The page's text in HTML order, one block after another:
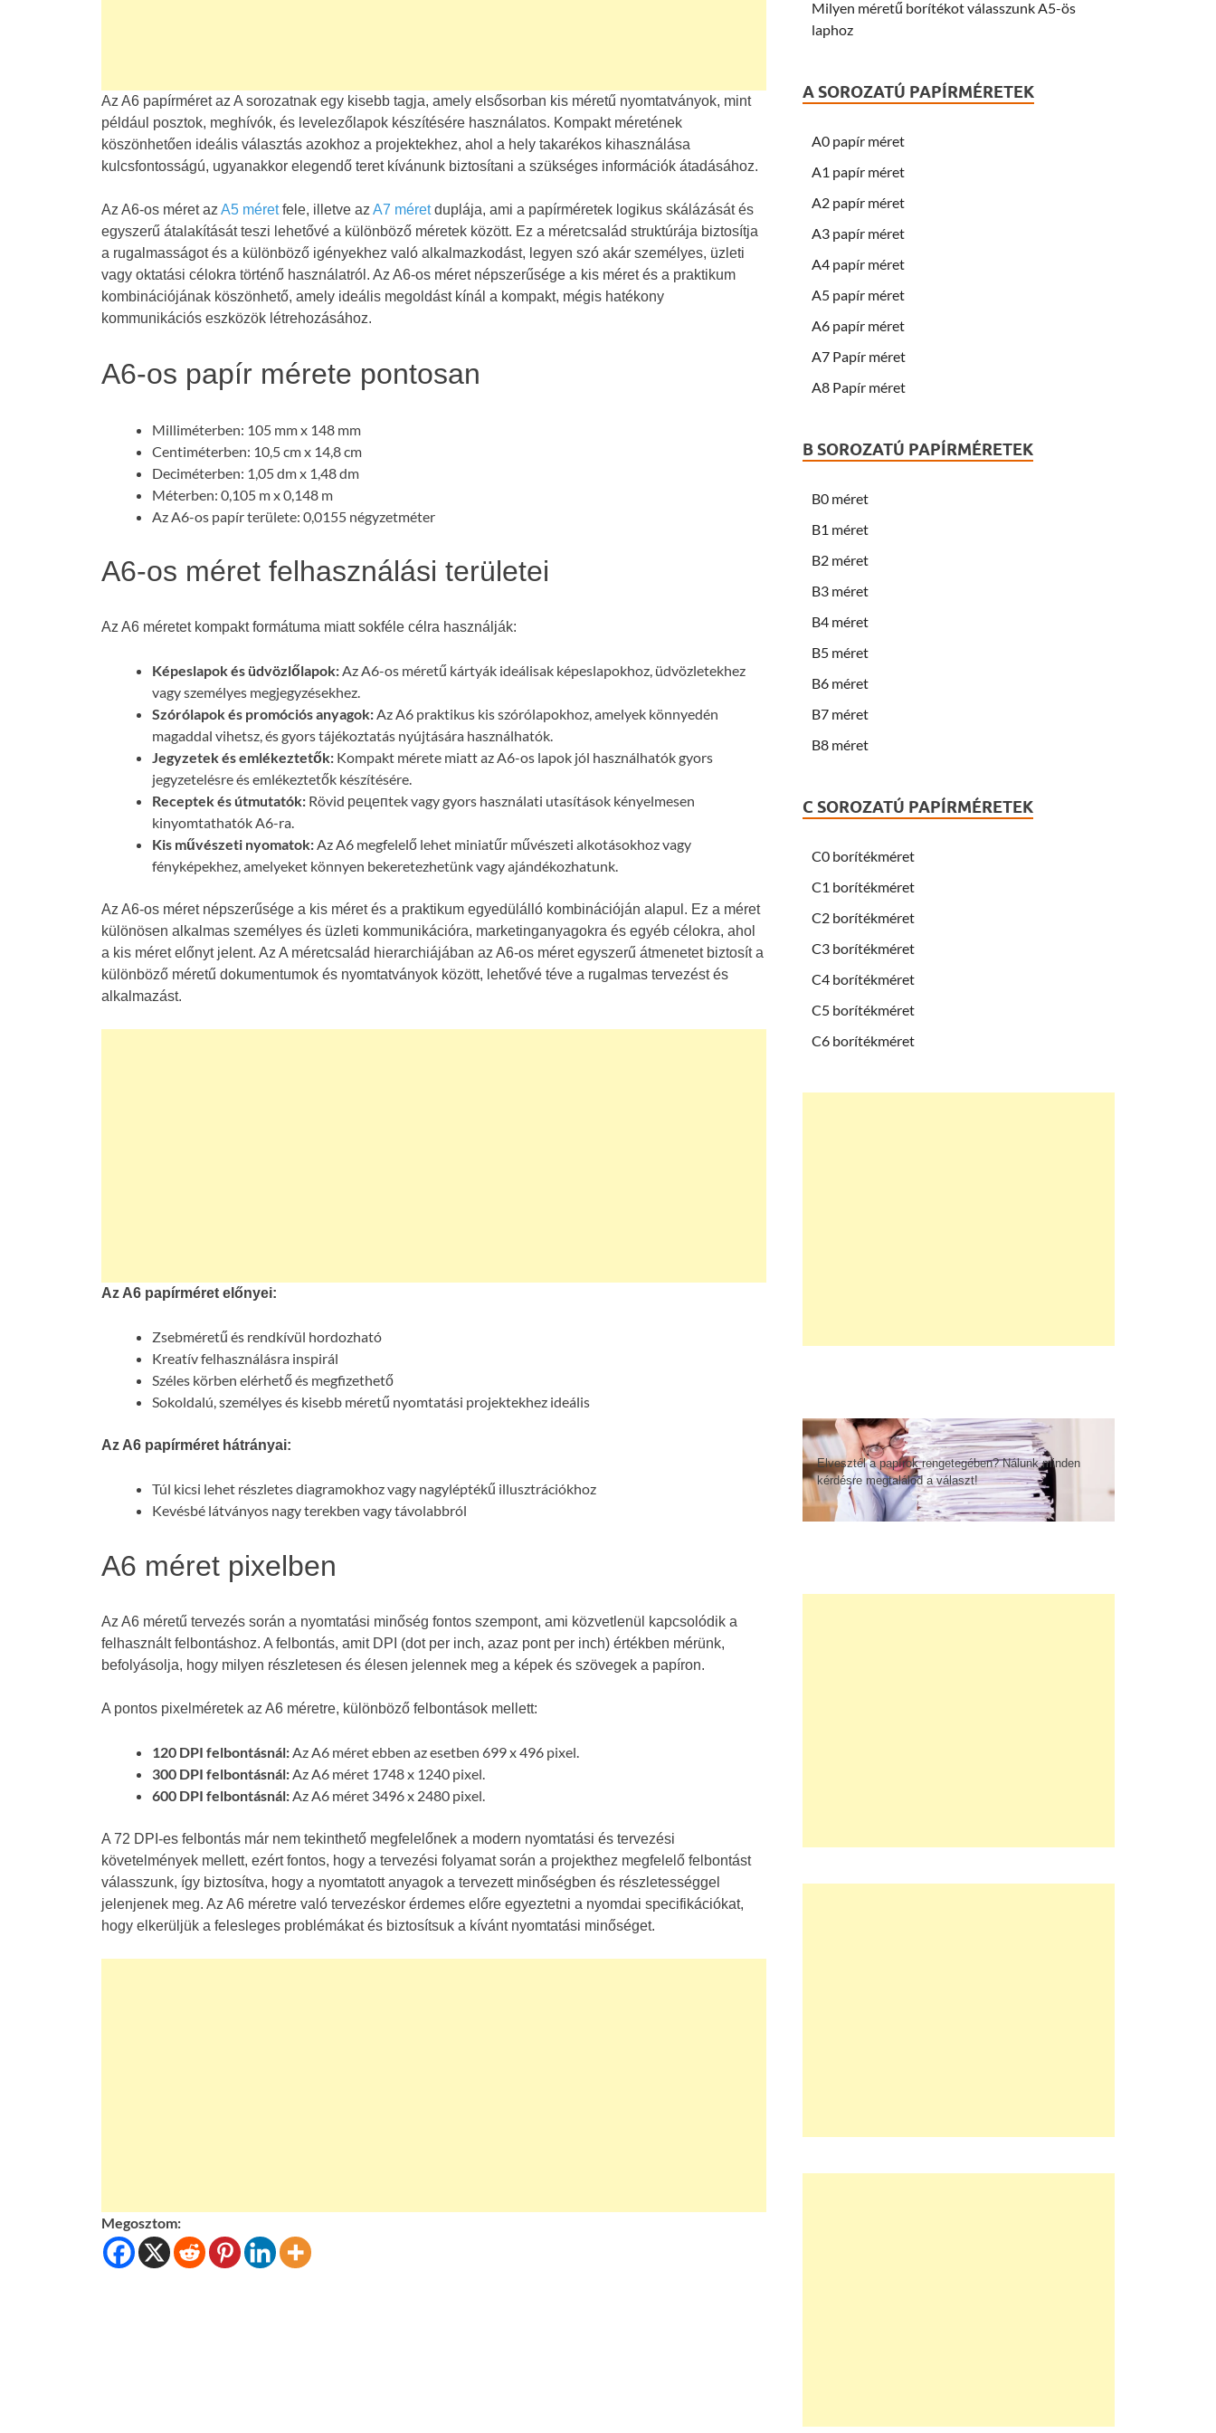
Az A6 papírméret az A sorozatnak egy kisebb tagja, amely elsősorban kis méretű nyomtatványok, mint
például posztok, meghívók, és levelezőlapok készítésére használatos. Kompakt méretének
köszönhetően ideális választás azokhoz a projektekhez, ahol a hely takarékos kihasználása
kulcsfontosságú, ugyanakkor elegendő teret kívánunk biztosítani a szükséges információk átadásához.
Az A6-os méret az A5 méretfele, illetve az A7 méretduplája, ami a papírméretek logikus skálázását és
egyszerű átalakítását teszi lehetővé a különböző méretek között. Ez a méretcsalád struktúrája biztosítja
a rugalmasságot és a különböző igényekhez való alkalmazkodást, legyen szó akár személyes, üzleti
vagy oktatási célokra történő használatról. Az A6-os méret népszerűsége a kis méret és a praktikum
kombinációjának köszönhető, amely ideális megoldást kínál a kompakt, mégis hatékony
kommunikációs eszközök létrehozásához.
A6-os papír mérete pontosan
Milliméterben: 105 mm x 148 mm
Centiméterben: 10,5 cm x 14,8 cm
Deciméterben: 1,05 dm x 1,48 dm
Méterben: 0,105 m x 0,148 m
Az A6-os papír területe: 0,0155 négyzetméter
A6-os méret felhasználási területei
Az A6 méretet kompakt formátuma miatt sokféle célra használják:
Képeslapok és üdvözlőlapok:Az A6-os méretű kártyák ideálisak képeslapokhoz, üdvözletekhez
vagy személyes megjegyzésekhez.
Szórólapok és promóciós anyagok:Az A6 praktikus kis szórólapokhoz, amelyek könnyedén
magaddal vihetsz, és gyors tájékoztatás nyújtására használhatók.
Jegyzetek és emlékeztetők: Kompakt mérete miatt az A6-os lapok jól használhatók gyors
jegyzetelésre és emlékeztetők készítésére.
Receptek és útmutatók: Rövid рецепtek vagy gyors használati utasítások kényelmesen
kinyomtathatók A6-ra.
Kis művészeti nyomatok:Az A6 megfelelő lehet miniatűr művészeti alkotásokhoz vagy
fényképekhez, amelyeket könnyen bekeretezhetünk vagy ajándékozhatunk.
Az A6-os méret népszerűsége a kis méret és a praktikum egyedülálló kombinációján alapul. Ez a méret
különösen alkalmas személyes és üzleti kommunikációra, marketinganyagokra és egyéb célokra, ahol
a kis méret előnyt jelent. Az A méretcsalád hierarchiájában az A6-os méret egyszerű átmenetet biztosít a
különböző méretű dokumentumok és nyomtatványok között, lehetővé téve a rugalmas tervezést és
alkalmazást.
Az A6 papírméret előnyei:
Zsebméretű és rendkívül hordozható
Kreatív felhasználásra inspirál
Széles körben elérhető és megfizethető
Sokoldalú, személyes és kisebb méretű nyomtatási projektekhez ideális
Az A6 papírméret hátrányai:
Túl kicsi lehet részletes diagramokhoz vagy nagyléptékű illusztrációkhoz
Kevésbé látványos nagy terekben vagy távolabbról
A6 méret pixelben
Az A6 méretű tervezés során a nyomtatási minőség fontos szempont, ami közvetlenül kapcsolódik a
felhasznált felbontáshoz. A felbontás, amit DPI (dot per inch, azaz pont per inch) értékben mérünk,
befolyásolja, hogy milyen részletesen és élesen jelennek meg a képek és szövegek a papíron.
A pontos pixelméretek az A6 méretre, különböző felbontások mellett:
120 DPI felbontásnál: Az A6 méret ebben az esetben 699 x 496 pixel.
300 DPI felbontásnál: Az A6 méret 1748 x 1240 pixel.
600 DPI felbontásnál: Az A6 méret 3496 x 2480 pixel.
A 72 DPI-es felbontás már nem tekinthető megfelelőnek a modern nyomtatási és tervezési
követelmények mellett, ezért fontos, hogy a tervezési folyamat során a projekthez megfelelő felbontást
válasszunk, így biztosítva, hogy a nyomtatott anyagok a tervezett minőségben és részletességgel
jelenjenek meg. Az A6 méretre való tervezéskor érdemes előre egyeztetni a nyomdai specifikációkat,
hogy elkerüljük a felesleges problémákat és biztosítsuk a kívánt nyomtatási minőséget.
Megosztom:
Milyen méretű borítékot válasszunk A5-ös
laphoz
A SOROZATÚ PAPÍRMÉRETEK
A0 papír méret
A1 papír méret
A2 papír méret
A3 papír méret
A4 papír méret
A5 papír méret
A6 papír méret
A7 Papír méret
A8 Papír méret
B SOROZATÚ PAPÍRMÉRETEK
B0 méret
B1 méret
B2 méret
B3 méret
B4 méret
B5 méret
B6 méret
B7 méret
B8 méret
C SOROZATÚ PAPÍRMÉRETEK
C0 borítékméret
C1 borítékméret
C2 borítékméret
C3 borítékméret
C4 borítékméret
C5 borítékméret
C6 borítékméret
Elvesztél a papírok rengetegében? Nálunk minden
kérdésre megtalálod a választ!